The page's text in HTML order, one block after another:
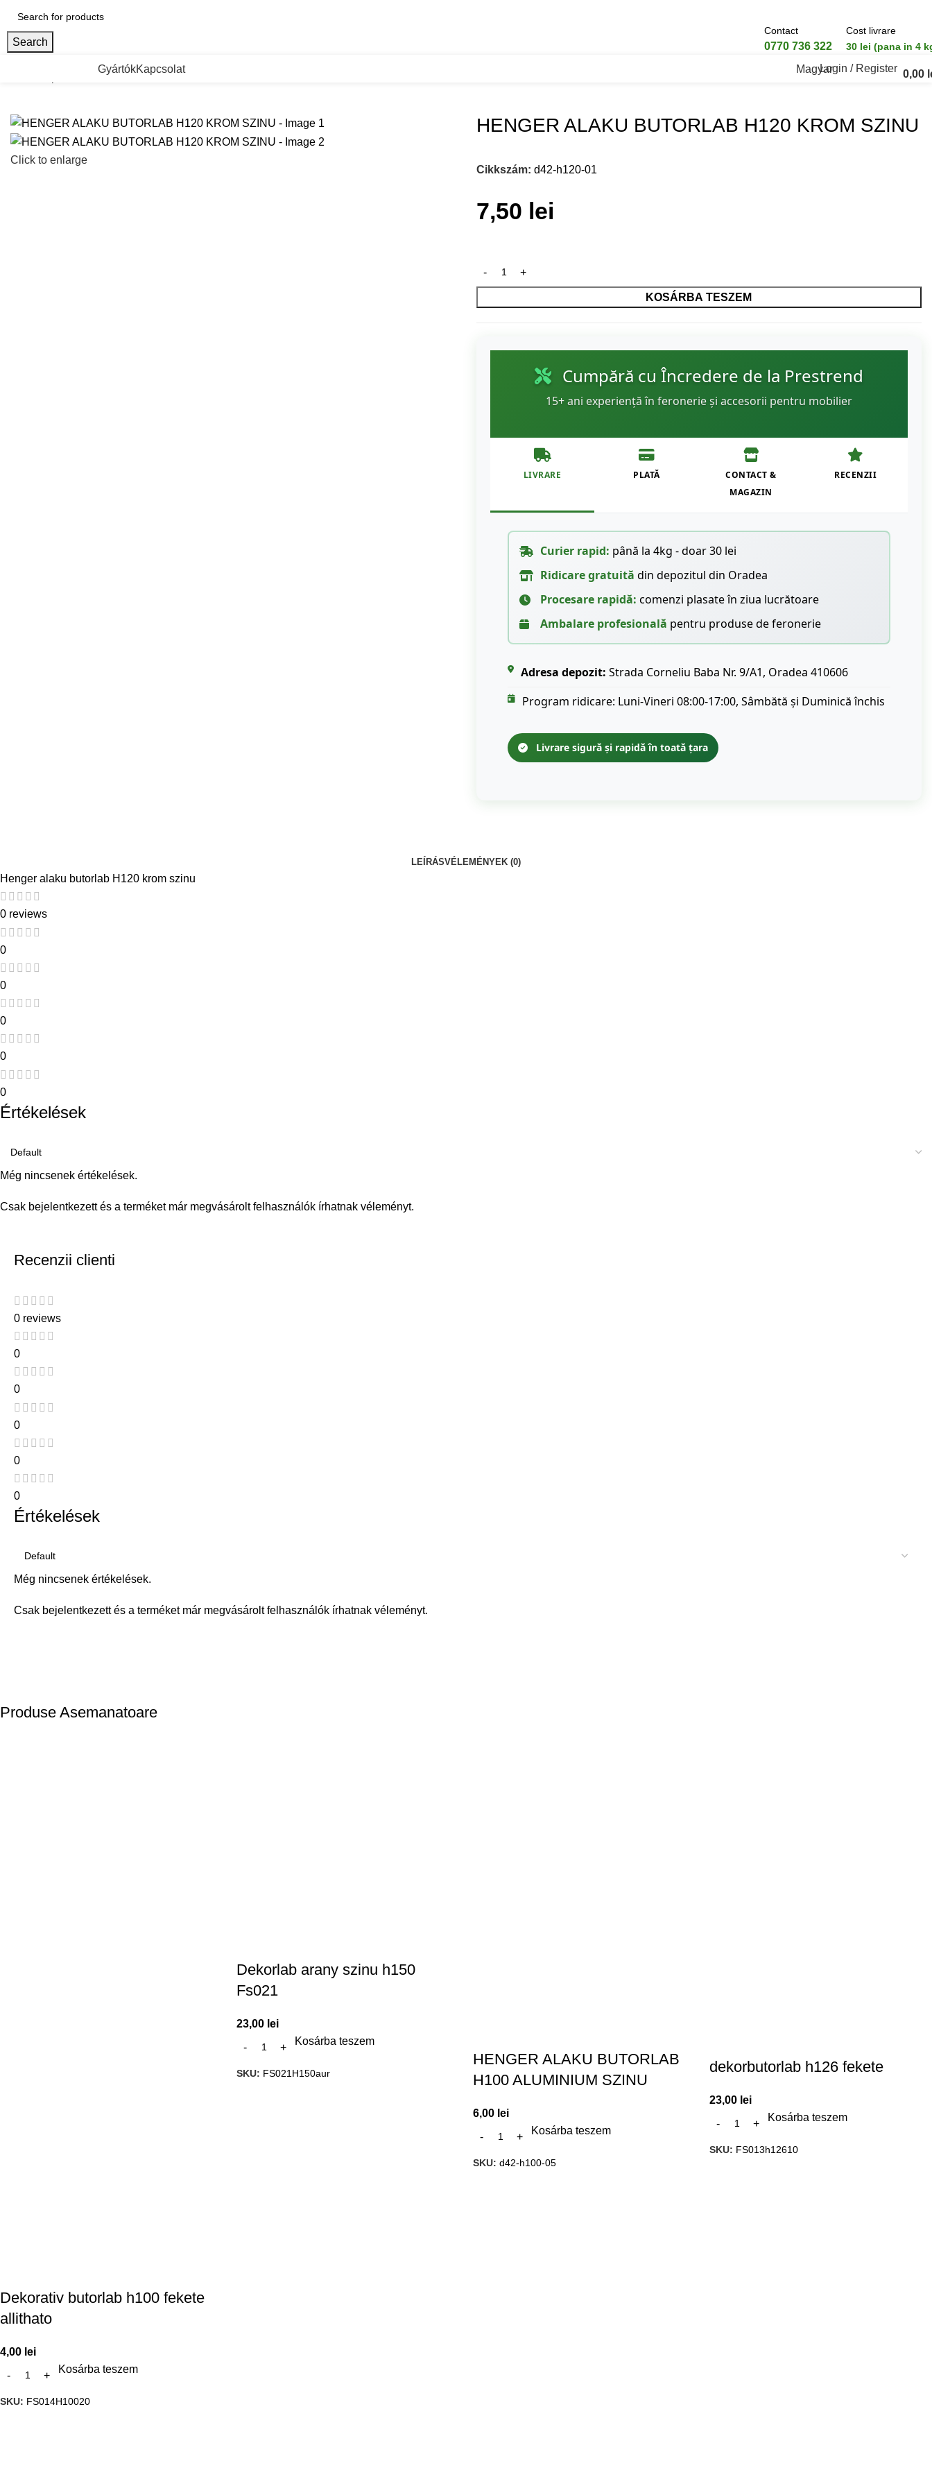
Search
Contact
0770 736 322
Cost livrare
30 lei (pana in 4
GyártókKapcsolat MagyarLogin / Register 0,00
Dekorativ butorlabak
Click to enlarge
HENGER ALAKU BUTORLAB H120 KROM SZINU
Cikkszám: d42-h120-01
7,50 lei
KOSÁRBA TESZEM
Cumpără cu Încredere de la Prestrend
15+ ani experiență în feronerie și accesorii pentru mobilier
LIVRARE PLATĂ
CONTACT &
MAGAZIN
RECENZII
Curier rapid: până la 4kg - doar 30 lei
Ridicare gratuită din depozitul din Oradea
Procesare rapidă: comenzi plasate în ziua lucrătoare
Ambalare profesională pentru produse de feronerie
Adresa depozit: Strada Corneliu Baba Nr. 9/A1, Oradea 410606
Program ridicare: Luni-Vineri 08:00-17:00, Sâmbătă și Duminică închis
Livrare sigură și rapidă în toată țara
LEÍRÁSVÉLEMÉNYEK (0)
Henger alaku butorlab H120 krom szinu
0 reviews
0
0
0
0
0
Értékelések
Még nincsenek értékelések.
Csak bejelentkezett és a terméket már megvásárolt felhasználók írhatnak véleményt.
Recenzii clienti
0 reviews
0
0
0
0
0
Értékelések
Még nincsenek értékelések.
Csak bejelentkezett és a terméket már megvásárolt felhasználók írhatnak véleményt.
Produse Asemanatoare
Dekorativ butorlab h100 fekete
allithato
4,00 lei
Kosárba teszem
SKU: FS014H10020
Dekorlab arany szinu h150
Fs021
23,00 lei
Kosárba teszem
SKU: FS021H150aur
HENGER ALAKU BUTORLAB
H100 ALUMINIUM SZINU
6,00 lei
Kosárba teszem
SKU: d42-h100-05
dekorbutorlab h126 fekete
23,00 lei
Kosárba teszem
SKU: FS013h12610